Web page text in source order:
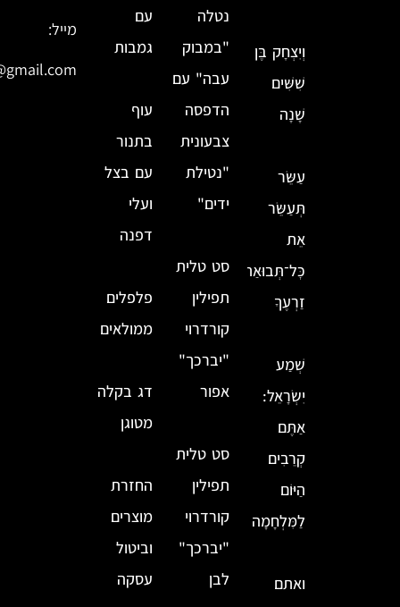
וְיִצְחָק בֶּן
שִׁשִּׁים
שָׁנָה
עַשֵּׂר
תְּעַשֵּׂר
אֵת
כׇּל־תְּבוּאַת
זַרְעֶךָ
שְׁמַע
יִשְׂרָאֵל:
אַתֶּם
קְרֵבִים
הַיּוֹם
לַמִּלְחָמָה
ואתם
נטלה
"במבוק
עבה" עם
הדפסה
צבעונית
"נטילת
ידים"
סט טלית
תפילין
קורדרוי
"יברכך"
אפור
סט טלית
תפילין
קורדרוי
"יברכך"
לבן
עם
גמבות
עוף
בתנור
עם בצל
ועלי
דפנה
פלפלים
ממולאים
דג בקלה
מטוגן
החזרת
מוצרים
וביטול
עסקה
מייל: